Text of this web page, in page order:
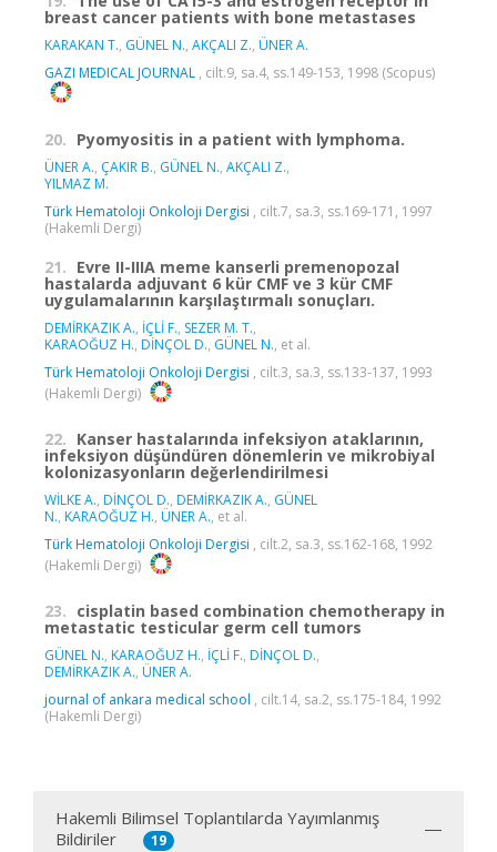
breast cancer patients with bone metastases
KARAKAN T., GÜNEL N., AKÇALI Z., ÜNER A.
GAZI MEDICAL JOURNAL , cilt.9, sa.4, ss.149-153, 1998 (Scopus)
20. Pyomyositis in a patient with lymphoma.
ÜNER A., ÇAKIR B., GÜNEL N., AKÇALI Z.,
YILMAZ M.
Türk Hematoloji Onkoloji Dergisi , cilt.7, sa.3, ss.169-171, 1997
(Hakemli Dergi)
21. Evre II-IIIA meme kanserli premenopozal
hastalarda adjuvant 6 kür CMF ve 3 kür CMF
uygulamalarının karşılaştırmalı sonuçları.
DEMİRKAZIK A., İÇLİ F., SEZER M. T.,
KARAOĞUZ H., DİNÇOL D., GÜNEL N., et al.
Türk Hematoloji Onkoloji Dergisi , cilt.3, sa.3, ss.133-137, 1993
(Hakemli Dergi)
22. Kanser hastalarında infeksiyon ataklarının,
infeksiyon düşündüren dönemlerin ve mikrobiyal
kolonizasyonların değerlendirilmesi
WİLKE A., DİNÇOL D., DEMİRKAZIK A., GÜNEL
N., KARAOĞUZ H., ÜNER A., et al.
Türk Hematoloji Onkoloji Dergisi , cilt.2, sa.3, ss.162-168, 1992
(Hakemli Dergi)
23. cisplatin based combination chemotherapy in
metastatic testicular germ cell tumors
GÜNEL N., KARAOĞUZ H., İÇLİ F., DİNÇOL D.,
DEMİRKAZIK A., ÜNER A.
journal of ankara medical school , cilt.14, sa.2, ss.175-184, 1992
(Hakemli Dergi)
Hakemli Bilimsel Toplantılarda Yayımlanmış
Bildiriler
19